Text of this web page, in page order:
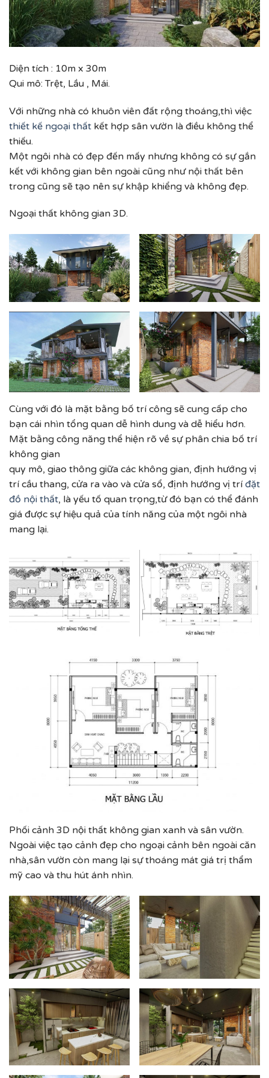
Diện tích : 10m x 30m
Qui mô: Trệt, Lầu , Mái.
Với những nhà có khuôn viên đất rộng thoáng,thì việc
thiết kế ngoại thất kết hợp sân vườn là điều không thể
thiếu.
Một ngôi nhà có đẹp đến mấy nhưng không có sự gắn
kết với không gian bên ngoài cũng như nội thất bên
trong cũng sẽ tạo nên sự khập khiểng và không đẹp.
Ngoại thất không gian 3D.
Cùng với đó là mặt bằng bố trí công sẽ cung cấp cho
bạn cái nhìn tổng quan dễ hình dung và dễ hiểu hơn.
Mặt bằng công năng thể hiện rõ về sự phân chia bố trí
không gian
quy mô, giao thông giữa các không gian, định hướng vị
trí cầu thang, cửa ra vào và cửa sổ, định hướng vị trí đặt
đồ nội thất, là yếu tố quan trọng,từ đó bạn có thể đánh
giá được sự hiệu quả của tính năng của một ngôi nhà
mang lại.
Phối cảnh 3D nội thất không gian xanh và sân vườn.
Ngoài việc tạo cảnh đẹp cho ngoại cảnh bên ngoài căn
nhà,sân vườn còn mang lại sự thoáng mát giá trị thẩm
mỹ cao và thu hút ánh nhìn.